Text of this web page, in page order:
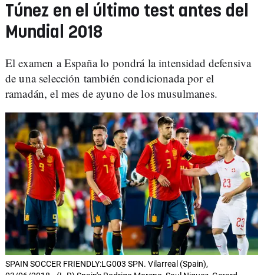
Túnez en el último test antes del
Mundial 2018
El examen a España lo pondrá la intensidad defensiva
de una selección también condicionada por el
ramadán, el mes de ayuno de los musulmanes.
SPAIN SOCCER FRIENDLY:LG003 SPN. Vilarreal (Spain),